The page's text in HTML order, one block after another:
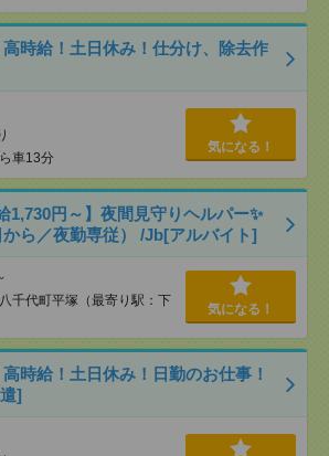
時給！土日休み！仕分け、除去作
車13分
気になる！
1,730円～】夜間見守りヘルパー✨
ら／夜勤専従） /Jb[アルバイト]
千代町平塚（最寄り駅：下
気になる！
時給！土日休み！日勤のお仕事！
]